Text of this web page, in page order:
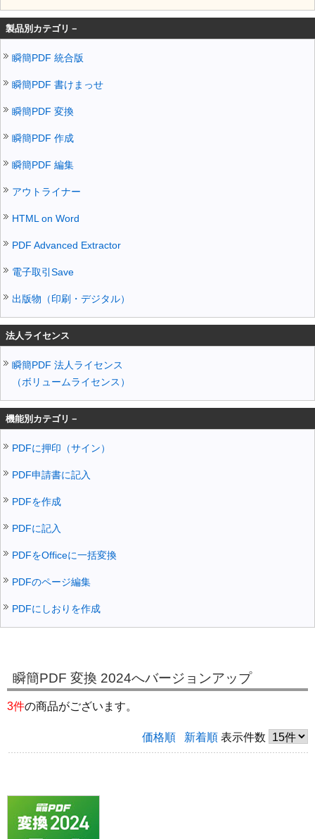
製品別カテゴリ－
瞬簡PDF 統合版
瞬簡PDF 書けまっせ
瞬簡PDF 変換
瞬簡PDF 作成
瞬簡PDF 編集
アウトライナー
HTML on Word
PDF Advanced Extractor
電子取引Save
出版物（印刷・デジタル）
法人ライセンス
瞬簡PDF 法人ライセンス
（ボリュームライセンス）
機能別カテゴリ－
PDFに押印（サイン）
PDF申請書に記入
PDFを作成
PDFに記入
PDFをOfficeに一括変換
PDFのページ編集
PDFにしおりを作成
瞬簡PDF 変換 2024へバージョンアップ
3件の商品がございます。
価格順 新着順 表示件数